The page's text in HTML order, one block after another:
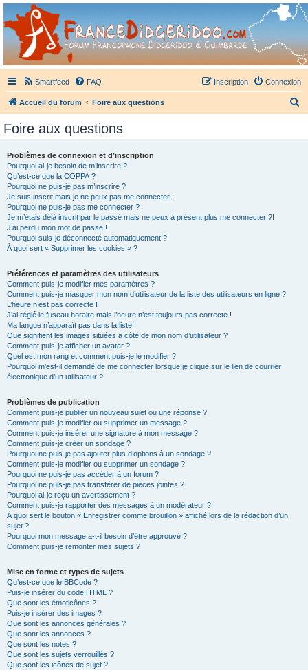
France Didgeridoo
Didgeridoo et Guimbarde sur France Didgeridoo - retrouvez la communauté.
Smartfeed FAQ Connexion
Inscription
Accueil du forum Foire aux questions
Foire aux questions
Problèmes de connexion et d’inscription
Pourquoi ai-je besoin de m’inscrire ?
Qu’est-ce que la COPPA ?
Pourquoi ne puis-je pas m’inscrire ?
Je suis inscrit mais je ne peux pas me connecter !
Pourquoi ne puis-je pas me connecter ?
Je m’étais déjà inscrit par le passé mais ne peux à présent plus me connecter ?!
J’ai perdu mon mot de passe !
Pourquoi suis-je déconnecté automatiquement ?
À quoi sert « Supprimer les cookies » ?
Préférences et paramètres des utilisateurs
Comment puis-je modifier mes paramètres ?
Comment puis-je masquer mon nom d’utilisateur de la liste des utilisateurs en ligne ?
L’heure n’est pas correcte !
J’ai réglé le fuseau horaire mais l’heure n’est toujours pas correcte !
Ma langue n’apparaît pas dans la liste !
Que signifient les images situées à côté de mon nom d’utilisateur ?
Comment puis-je afficher un avatar ?
Quel est mon rang et comment puis-je le modifier ?
Pourquoi m’est-il demandé de me connecter lorsque je clique sur le lien de courrier
électronique d’un utilisateur ?
Problèmes de publication
Comment puis-je publier un nouveau sujet ou une réponse ?
Comment puis-je modifier ou supprimer un message ?
Comment puis-je insérer une signature à mon message ?
Comment puis-je créer un sondage ?
Pourquoi ne puis-je pas ajouter plus d’options à un sondage ?
Comment puis-je modifier ou supprimer un sondage ?
Pourquoi ne puis-je pas accéder à un forum ?
Pourquoi ne puis-je pas transférer de pièces jointes ?
Pourquoi ai-je reçu un avertissement ?
Comment puis-je rapporter des messages à un modérateur ?
À quoi sert le bouton « Enregistrer comme brouillon » affiché lors de la rédaction d’un
sujet ?
Pourquoi mon message a-t-il besoin d’être approuvé ?
Comment puis-je remonter mes sujets ?
Mise en forme et types de sujets
Qu’est-ce que le BBCode ?
Puis-je insérer du code HTML ?
Que sont les émoticônes ?
Puis-je insérer des images ?
Que sont les annonces générales ?
Que sont les annonces ?
Que sont les notes ?
Que sont les sujets verrouillés ?
Que sont les icônes de sujet ?